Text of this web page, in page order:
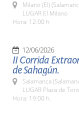
Milano (El)
LUGAR El Milano
Hora: 12:00 h
12/06/2026
II Corrida
de Sahagún.
Salamanca
LUGAR Plaza de
Hora: 19:00 h.